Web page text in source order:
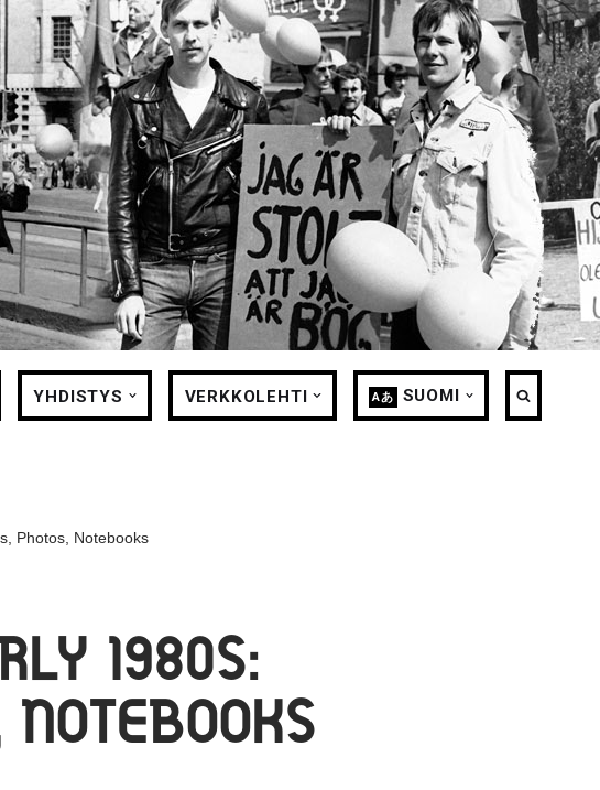
YHDISTYS VERKKOLEHTI SUOMI
Photos, Notebooks
1980S: